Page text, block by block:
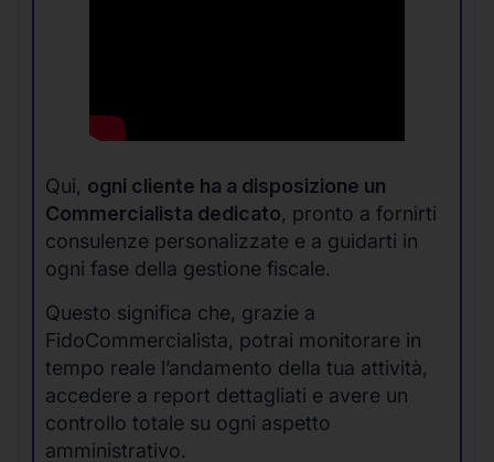
Qui, ogni cliente ha a disposizione un
Commercialista dedicato, pronto a fornirti
consulenze personalizzate e a guidarti in
ogni fase della gestione fiscale.
Questo significa che, grazie a
FidoCommercialista, potrai monitorare in
tempo reale l’andamento della tua attività,
accedere a report dettagliati e avere un
controllo totale su ogni aspetto
amministrativo.